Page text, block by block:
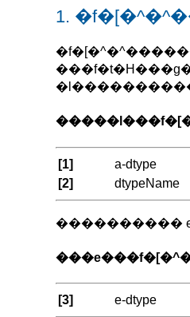
1.
[1] a-dtype
[2]
dtypeName
����������
[3] e-dtype